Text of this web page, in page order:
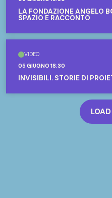
LA FONDAZIONE ANGELO
SPAZIO E RACCONTO
VIDEO
05 GIUGNO 18:30
INVISIBILI. STORIE DI